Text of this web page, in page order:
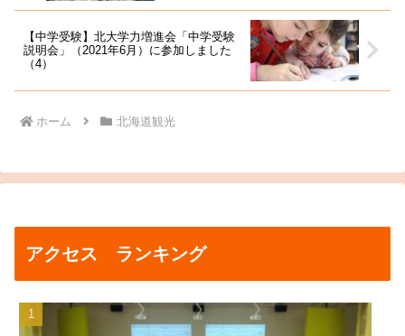
【中学受験】北大学力増進会「中学受験
説明会」（2021年6月）に参加しました
（4）
ホーム 北海道観光
アクセス ランキング